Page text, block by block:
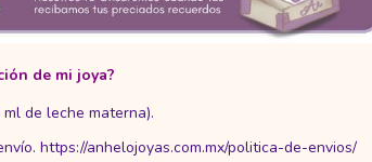
de mi joya?
15 ml de leche materna).
https://anhelojoyas.com.mx/politica-de-envios/